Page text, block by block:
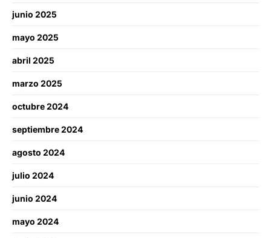
junio 2025
mayo 2025
abril 2025
marzo 2025
octubre 2024
septiembre 2024
agosto 2024
julio 2024
junio 2024
mayo 2024